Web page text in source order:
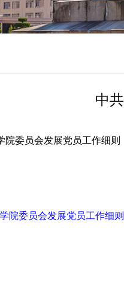
中
院委员会发展党员工作细则
院委员会发展党员工作细